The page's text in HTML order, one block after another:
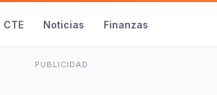
CTE Noticias Finanzas
PUBLICIDAD